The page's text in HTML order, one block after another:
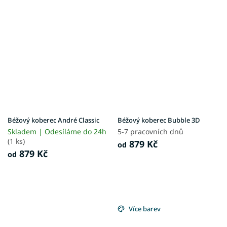
Béžový koberec André Classic
Skladem | Odesíláme do 24h
(1 ks)
od 879 Kč
Béžový koberec Bubble 3D
5-7 pracovních dnů
od 879 Kč
Více barev